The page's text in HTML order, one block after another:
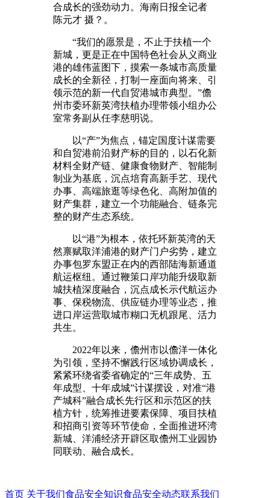
合成长的强劲动力。海南日报全记者
陈元才 摄？。
“我们的愿景是，不止于扶植一个
新城，更是正在中国特色社会从义商业
港的雄伟蓝图下，摸索一条城市高质量
成长的全新径，打制一座面向将来、引
领示范的新一代自贸港城市典型。”儋
州市委环新英湾扶植办理带领小组办公
室常务副从任李慈明说。
以“产”为焦点，锚定国度计谋需要
和自贸港前沿财产标的目的，以石化新
材料全财产链、健康食物财产、智能制
制业为基底，沉点培育高新手艺、现代
办事、高端旅逛等绿色化、高附加值的
财产集群，建立一个功能融合、链条完
整的财产生态系统。
以“港”为根本，依托环新英湾的天
然禀赋取洋浦港的财产门户劣势，建立
办事包罗东盟正在内的西部陆海新通道
航运枢纽。通过鞭策口岸功能升级取新
城扶植深度融合，沉点成长示代航运办
事、保税物流、供应链办理等业态，推
进口岸运营取城市糊口无机跟尾、活力
共生。
2022年以来，儋州市以儋洋一体化
为引领，坚持不懈践行区域协调成长，
紧紧环绕省委省确定的“三年成势、五
年成型、十年成城”计谋摆设，对准“港
产城科”融合成长先行区和示范区的扶
植方针，统筹推进要素保障、项目扶植
和招商引资等环节使命，全面推进环湾
新城、洋浦经济开辟区取儋州工业园协
同联动、融合成长。
首页 关于我们食品安全知识食品安全动态联系我们